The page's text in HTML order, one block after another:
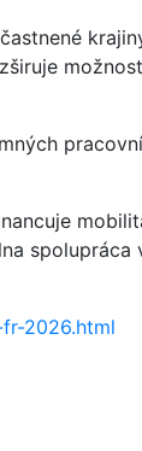
spolupráca
2026.html